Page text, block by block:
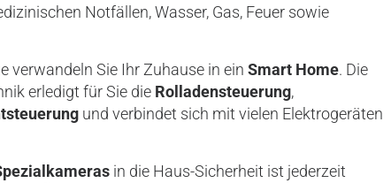
Notfällen, Wasser, Gas, Feuer sowie
verwandeln Sie Ihr Zuhause in ein Smart Home. Die
erledigt für Sie die Rolladensteuerung,
und verbindet sich mit vielen Elektrogeräten
in die Haus-Sicherheit ist jederzeit